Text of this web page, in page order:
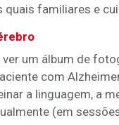
quais familiares e
um álbum de
com
a linguagem, a
(em